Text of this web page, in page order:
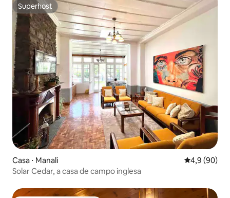
Superhost
Superhost
Casa ⋅ Manali 4,9 de uma
4,9 (90)
Solar Cedar, a casa de campo inglesa